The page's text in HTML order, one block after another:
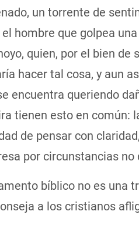
un torrente de
hombre que golpea
quien, por el bien de
hacer tal cosa, y aun
encuentra queriendo
tienen esto en común:
de pensar con
por circunstancias
bíblico no es una
a los cristianos